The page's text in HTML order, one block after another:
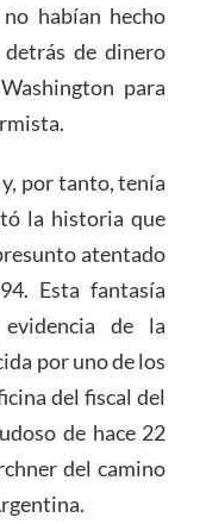
habían hecho
de dinero
para
por tanto, tenía
la historia que
atentado
Esta fantasía
de la
por uno de los
del fiscal del
de hace 22
del camino